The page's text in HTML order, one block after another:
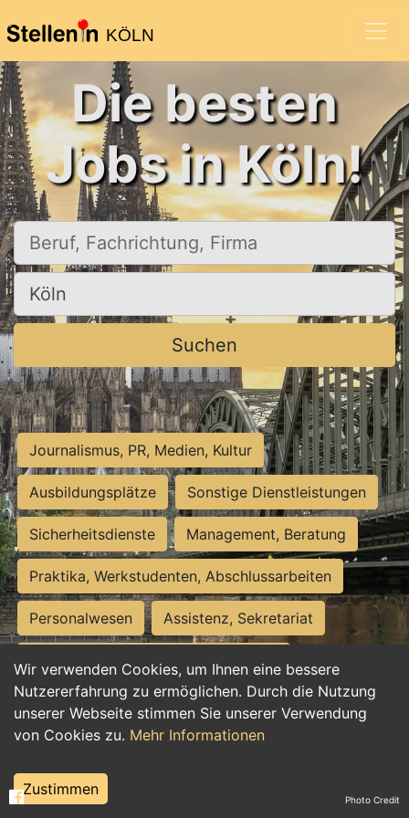
KÖLN
Wir verwenden Cookies, um Ihnen eine bessere
Nutzererfahrung zu ermöglichen. Durch die Nutzung
unserer Webseite stimmen Sie unserer Verwendung
von Cookies zu. Mehr Informationen
Zustimmen
Die besten
Jobs in Köln!
Beruf, Fachrichtung, Firma
Ort, Stadt
Suchen
Journalismus, PR, Medien, Kultur
Ausbildungsplätze Sonstige Dienstleistungen
Sicherheitsdienste Management, Beratung
Praktika, Werkstudenten, Abschlussarbeiten
Personalwesen Assistenz, Sekretariat
Hilfskräfte, Aushilfs- und Nebenjobs
Einkauf, Logistik, Materialwirtschaft
Weiterbildung, Studium, duale Ausbildung
Tourismus
Photo Credit